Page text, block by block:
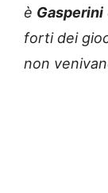
è Gasperini
forti dei
non